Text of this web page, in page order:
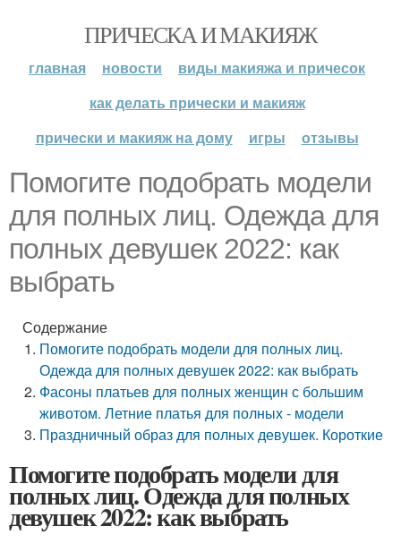
ПРИЧЕСКА И МАКИЯЖ
главная новости
виды макияжа и причесок
как делать прически и макияж
прически и макияж на дому
игры отзывы
Помогите подобрать модели
для полных лиц. Одежда для
полных девушек 2022: как
выбрать
Содержание
Помогите подобрать модели для полных лиц.
Одежда для полных девушек 2022: как выбрать
Фасоны платьев для полных женщин с большим
животом. Летние платья для полных - модели
Праздничный образ для полных девушек. Короткие
Помогите подобрать модели для
полных лиц. Одежда для полных
девушек 2022: как выбрать